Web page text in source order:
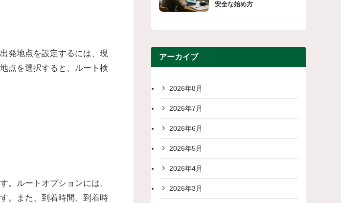
発地点を設定するには、現
点を選択すると、ルート検
。ルートオプションには、
。また、到着時間、到着時
安全な始め方
アーカイブ
2026年8月
2026年7月
2026年6月
2026年5月
2026年4月
2026年3月